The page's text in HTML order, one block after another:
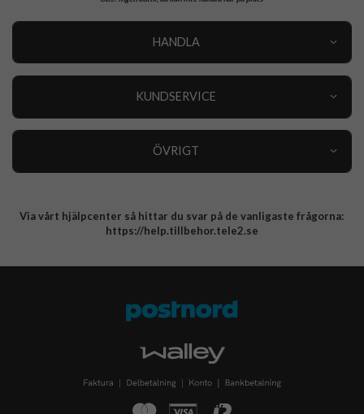
HANDLA
KUNDSERVICE
ÖVRIGT
Integritetspolicy
Via vårt hjälpcenter så hittar du svar på de vanligaste frågorna:
https://help.tillbehor.tele2.se